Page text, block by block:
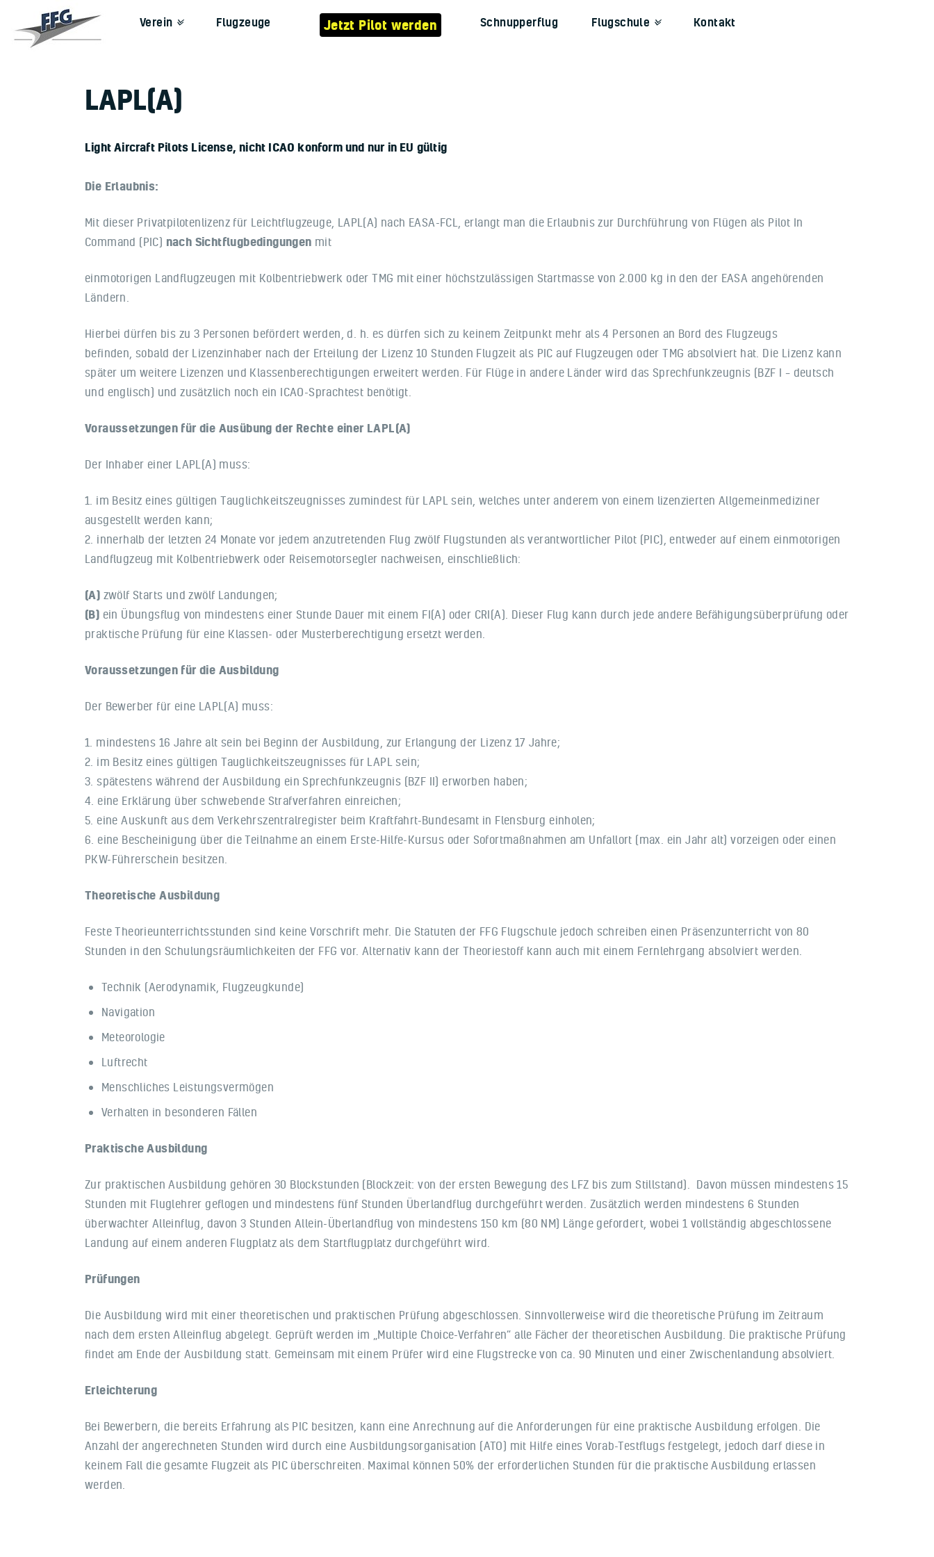
Verein Flugzeuge Jetzt Pilot werden Schnupperflug Flugschule Kontakt
Verein
LAPL(A)
Light Aircraft Pilots License, nicht ICAO konform und nur in EU gültig
Die Erlaubnis:
Mit dieser Privatpilotenlizenz für Leichtflugzeuge, LAPL(A) nach EASA-FCL, erlangt man die Erlaubnis zur Durchführung von Flügen als Pilot In
Command (PIC) nach Sichtflugbedingungen mit
einmotorigen Landflugzeugen mit Kolbentriebwerk oder TMG mit einer höchstzulässigen Startmasse von 2.000 kg in den der EASA angehörenden
Ländern.
Hierbei dürfen bis zu 3 Personen befördert werden, d. h. es dürfen sich zu keinem Zeitpunkt mehr als 4 Personen an Bord des Flugzeugs
befinden, sobald der Lizenzinhaber nach der Erteilung der Lizenz 10 Stunden Flugzeit als PIC auf Flugzeugen oder TMG absolviert hat. Die Lizenz kann
später um weitere Lizenzen und Klassenberechtigungen erweitert werden. Für Flüge in andere Länder wird das Sprechfunkzeugnis (BZF I – deutsch
und englisch) und zusätzlich noch ein ICAO-Sprachtest benötigt.
Voraussetzungen für die Ausübung der Rechte einer LAPL(A)
Der Inhaber einer LAPL(A) muss:
1. im Besitz eines gültigen Tauglichkeitszeugnisses zumindest für LAPL sein, welches unter anderem von einem lizenzierten Allgemeinmediziner
ausgestellt werden kann;
2. innerhalb der letzten 24 Monate vor jedem anzutretenden Flug zwölf Flugstunden als verantwortlicher Pilot (PIC), entweder auf einem einmotorigen
Landflugzeug mit Kolbentriebwerk oder Reisemotorsegler nachweisen, einschließlich:
(A) zwölf Starts und zwölf Landungen;
(B) ein Übungsflug von mindestens einer Stunde Dauer mit einem FI(A) oder CRI(A). Dieser Flug kann durch jede andere Befähigungsüberprüfung oder
praktische Prüfung für eine Klassen- oder Musterberechtigung ersetzt werden.
Voraussetzungen für die Ausbildung
Der Bewerber für eine LAPL(A) muss:
1. mindestens 16 Jahre alt sein bei Beginn der Ausbildung, zur Erlangung der Lizenz 17 Jahre;
2. im Besitz eines gültigen Tauglichkeitszeugnisses für LAPL sein;
3. spätestens während der Ausbildung ein Sprechfunkzeugnis (BZF II) erworben haben;
4. eine Erklärung über schwebende Strafverfahren einreichen;
5. eine Auskunft aus dem Verkehrszentralregister beim Kraftfahrt-Bundesamt in Flensburg einholen;
6. eine Bescheinigung über die Teilnahme an einem Erste-Hilfe-Kursus oder Sofortmaßnahmen am Unfallort (max. ein Jahr alt) vorzeigen oder einen
PKW-Führerschein besitzen.
Theoretische Ausbildung
Feste Theorieunterrichtsstunden sind keine Vorschrift mehr. Die Statuten der FFG Flugschule jedoch schreiben einen Präsenzunterricht von 80
Stunden in den Schulungsräumlichkeiten der FFG vor. Alternativ kann der Theoriestoff kann auch mit einem Fernlehrgang absolviert werden.
Technik (Aerodynamik, Flugzeugkunde)
Navigation
Meteorologie
Luftrecht
Menschliches Leistungsvermögen
Verhalten in besonderen Fällen
Praktische Ausbildung
Zur praktischen Ausbildung gehören 30 Blockstunden (Blockzeit: von der ersten Bewegung des LFZ bis zum Stillstand). Davon müssen mindestens 15
Stunden mit Fluglehrer geflogen und mindestens fünf Stunden Überlandflug durchgeführt werden. Zusätzlich werden mindestens 6 Stunden
überwachter Alleinflug, davon 3 Stunden Allein-Überlandflug von mindestens 150 km (80 NM) Länge gefordert, wobei 1 vollständig abgeschlossene
Landung auf einem anderen Flugplatz als dem Startflugplatz durchgeführt wird.
Prüfungen
Die Ausbildung wird mit einer theoretischen und praktischen Prüfung abgeschlossen. Sinnvollerweise wird die theoretische Prüfung im Zeitraum
nach dem ersten Alleinflug abgelegt. Geprüft werden im „Multiple Choice-Verfahren“ alle Fächer der theoretischen Ausbildung. Die praktische Prüfung
findet am Ende der Ausbildung statt. Gemeinsam mit einem Prüfer wird eine Flugstrecke von ca. 90 Minuten und einer Zwischenlandung absolviert.
Erleichterung
Bei Bewerbern, die bereits Erfahrung als PIC besitzen, kann eine Anrechnung auf die Anforderungen für eine praktische Ausbildung erfolgen. Die
Anzahl der angerechneten Stunden wird durch eine Ausbildungsorganisation (ATO) mit Hilfe eines Vorab-Testflugs festgelegt, jedoch darf diese in
keinem Fall die gesamte Flugzeit als PIC überschreiten. Maximal können 50% der erforderlichen Stunden für die praktische Ausbildung erlassen
werden.